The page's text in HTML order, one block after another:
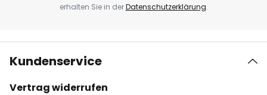
erhalten Sie in derDatenschutzerklärung.
Kundenservice
Vertrag widerrufen